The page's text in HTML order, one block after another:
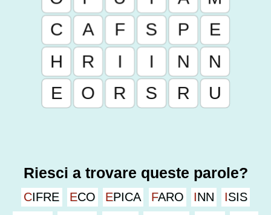
Riesci a trovare queste parole?
CIFRE ECO EPICA FARO INN
ISIS